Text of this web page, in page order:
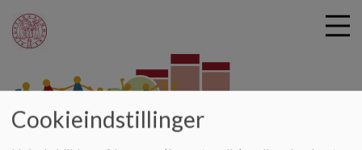
Byskovskolen
Cookieindstillinger